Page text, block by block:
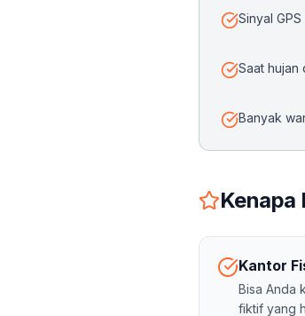
Sinyal
Saat
Banyak
Kenapa
Kantor
Bisa Anda
fiktif yang